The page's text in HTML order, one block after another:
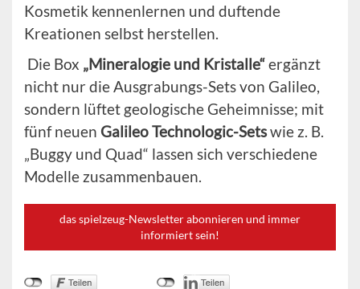
Kosmetik kennenlernen und duftende
Kreationen selbst herstellen.
Die Box „Mineralogie und Kristalle“ergänzt
nicht nur die Ausgrabungs-Sets von Galileo,
sondern lüftet geologische Geheimnisse; mit
fünf neuen Galileo Technologic-Setswie z. B.
„Buggy und Quad“ lassen sich verschiedene
Modelle zusammenbauen.
das spielzeug-Newsletter abonnieren und immer
informiert sein!